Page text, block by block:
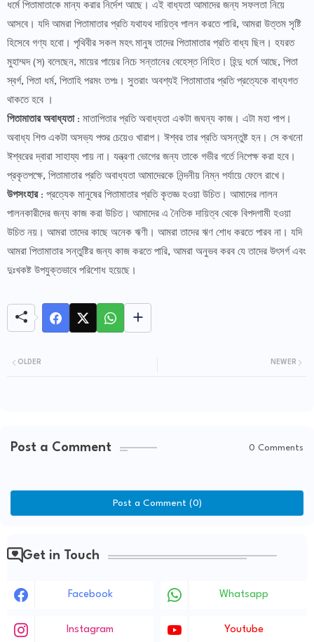
ধর্মে পিতামাতাকে মান্য করার নির্দেশ আছে। এই বাধ্যতা আমাদের জন্য সফলতা নিয়ে
আসবে। যদি আমরা পিতামাতার প্রতি যথাযথ দায়িত্ব পালন করতে পারি, আমরা উত্তম সৃষ্টি
হিসেবে গণ্য হবো। পৃথিবীর সকল মহৎ মানুষ তাদের পিতামাতার প্রতি বাধ্য ছিল। হযরত
মুহাম্মদ (স) বলেছেন, মায়ের পায়ের নিচে সন্তানের বেহেস্ত নিহিত। হিন্দু ধর্মে আছে, পিতা
স্বর্গ, পিতা ধর্ম, পিতাহি পরমং তপঃ। সুতরাং অবশ্যই পিতামাতার প্রতি প্রত্যেকে বাধ্যগত
থাকতে হবে ।
পিতামাতার অবাধ্যতা: মাতাপিতার প্রতি অবাধ্যতা একটা জঘন্য কাজ। এটা মহা পাপ।
অবাধ্য শিশু একটা অসভ্য পশুর চেয়েও খারাপ। ঈশ্বর তার প্রতি অসন্তুষ্ট হন। সে কখনো
ঈশ্বরের দ্বারা সাহায্য পায় না। যন্ত্রণা ভোগের জন্য তাকে গভীর গর্তে নিপেক্ষ করা হবে।
প্রকৃতপক্ষে, পিতামাতার প্রতি অবাধ্যতা আমাদেরকে নিন্দনীয় নিম্ন পর্যায়ে ফেলে রাখে।
উপসংহার: প্রত্যেক মানুষের পিতামাতার প্রতি কৃতজ্ঞ হওয়া উচিত। আমাদের লালন
পালনকারীদের জন্য কাজ করা উচিত। আমাদের এ নৈতিক দায়িত্ব থেকে বিপদগামী হওয়া
উচিত নয়। আমরা তাদের কাছে অনেক ঋণী। আমরা তাদের ঋণ শোধ করতে পারব না। যদি
আমরা পিতামাতার সন্তুষ্টির জন্য কাজ করতে পারি, আমরা অনুভব করব যে তাদের উৎসর্গ এবং
দুঃখকষ্ট উপযুক্তভাবে পরিশোধ হয়েছে।
NEWER
OLDER
Post a Comment 0 Comments
Post a Comment (0)
Get in Touch
Facebook Whatsapp
Instagram Youtube